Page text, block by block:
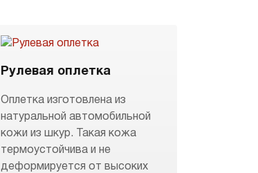
Рулевая оплетка
Оплетка изготовлена из
натуральной автомобильной
кожи из шкур. Такая кожа
термоустойчива и не
деформируется от высоких